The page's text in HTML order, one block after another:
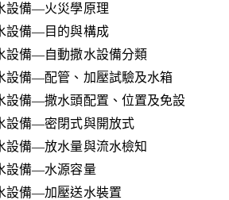
設備—火災學原理
設備—目的與構成
設備—自動撒水設備分類
設備—配管、加壓試驗及水箱
設備—撒水頭配置、位置及免設
設備—密閉式與開放式
設備—放水量與流水檢知
設備—水源容量
設備—加壓送水裝置